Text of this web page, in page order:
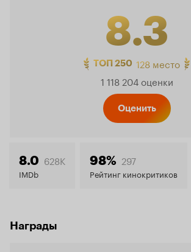
8.3
8.3
ТОП 250 128 место
1 118 204 оценки
Оценить
8.0 628K
IMDb
98% 297
Рейтинг кинокритиков
Награды